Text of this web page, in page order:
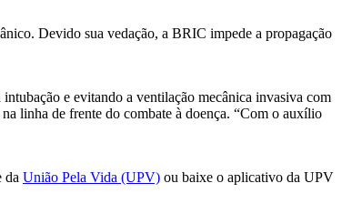
Devido sua vedação, a BRIC impede a propagação
e evitando a ventilação mecânica invasiva com
linha de frente do combate à doença. “Com o auxílio
da União Pela Vida (UPV) ou baixe o aplicativo da UPV